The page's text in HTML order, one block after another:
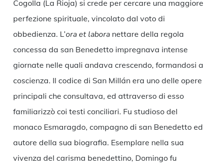
Cogolla (La Rioja) si crede per cercare una maggiore
perfezione spirituale, vincolato dal voto di
obbedienza. L’ora et laboranettare della regola
concessa da san Benedetto impregnava intense
giornate nelle quali andava crescendo, formandosi a
coscienza. Il codice di San Millán era uno delle opere
principali che consultava, ed attraverso di esso
familiarizzò coi testi conciliari. Fu studioso del
monaco Esmaragdo, compagno di san Benedetto ed
autore della sua biografia. Esemplare nella sua
vivenza del carisma benedettino, Domingo fu